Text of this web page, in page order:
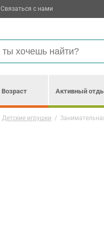
Связаться с нами
Возраст Активный
Детские игрушки /